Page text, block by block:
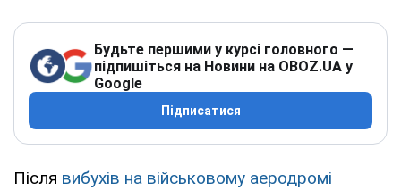
Будьте першими у курсі головного —
підпишіться на Новини на OBOZ.UA у
Google
Підписатися
Після вибухів на військовому аеродромі